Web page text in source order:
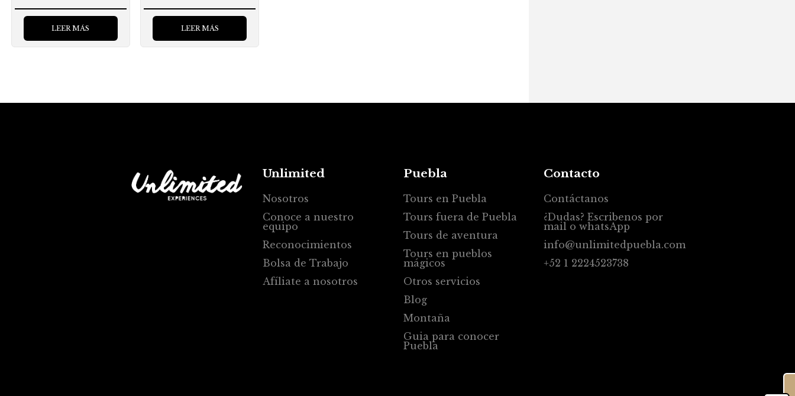
LEER MÁS LEER MÁS
Unlimited
Nosotros
Conoce a nuestro
equipo
Reconocimientos
Bolsa de Trabajo
Afíliate a nosotros
Puebla
Tours en Puebla
Tours fuera de Puebla
Tours de aventura
Tours en pueblos
mágicos
Otros servicios
Blog
Montaña
Guia para conocer
Puebla
Contacto
Contáctanos
¿Dudas? Escribenos por
mail o whatsApp
info@unlimitedpuebla.com
+52 1 2224523738